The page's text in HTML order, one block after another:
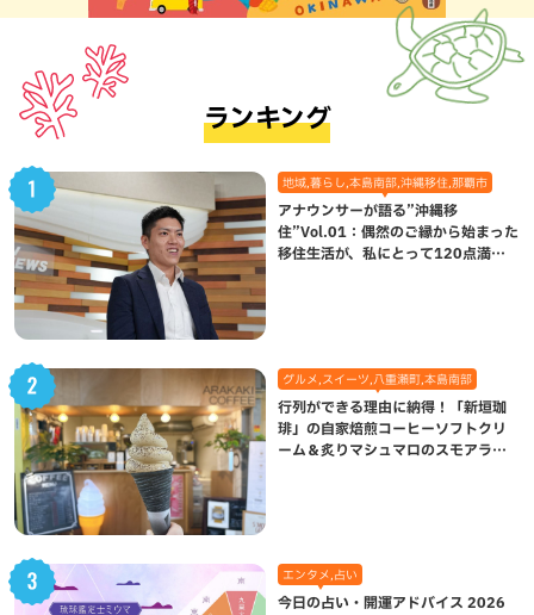
ランキング
地域,暮らし,本島南部,沖縄移住,那覇市
アナウンサーが語る”沖縄移
住”Vol.01：偶然のご縁から始まった
移住生活が、私にとって120点満点
グルメ,スイーツ,八重瀬町,本島南部
行列ができる理由に納得！「新垣珈
琲」の自家焙煎コーヒーソフトクリ
ーム＆炙りマシュマロのスモアラテ
エンタメ,占い
今日の占い・開運アドバイス 2026